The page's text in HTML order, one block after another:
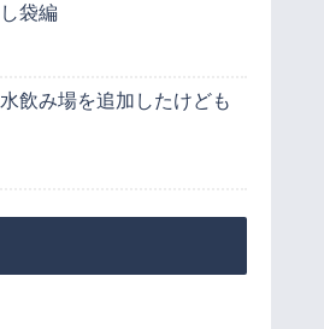
し袋編
水飲み場を追加したけども